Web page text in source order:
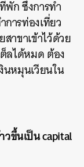
พัก ซึ่งการทำ
ารท่องเที่ยว
าขาเข้าไว้ด้วย
ลได้หมด ต้อง
นหมุนเวียนใน
ขึ้นเป็น capital